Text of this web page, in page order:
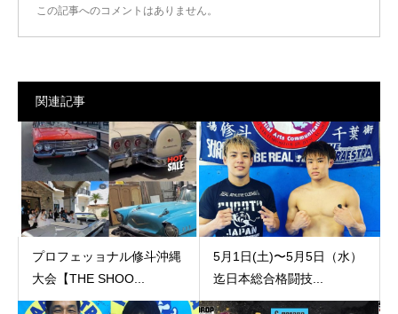
この記事へのコメントはありません。
関連記事
プロフェッョナル修斗沖縄
大会【THE SHOO...
5月1日(土)〜5月5日（水）
迄日本総合格闘技...